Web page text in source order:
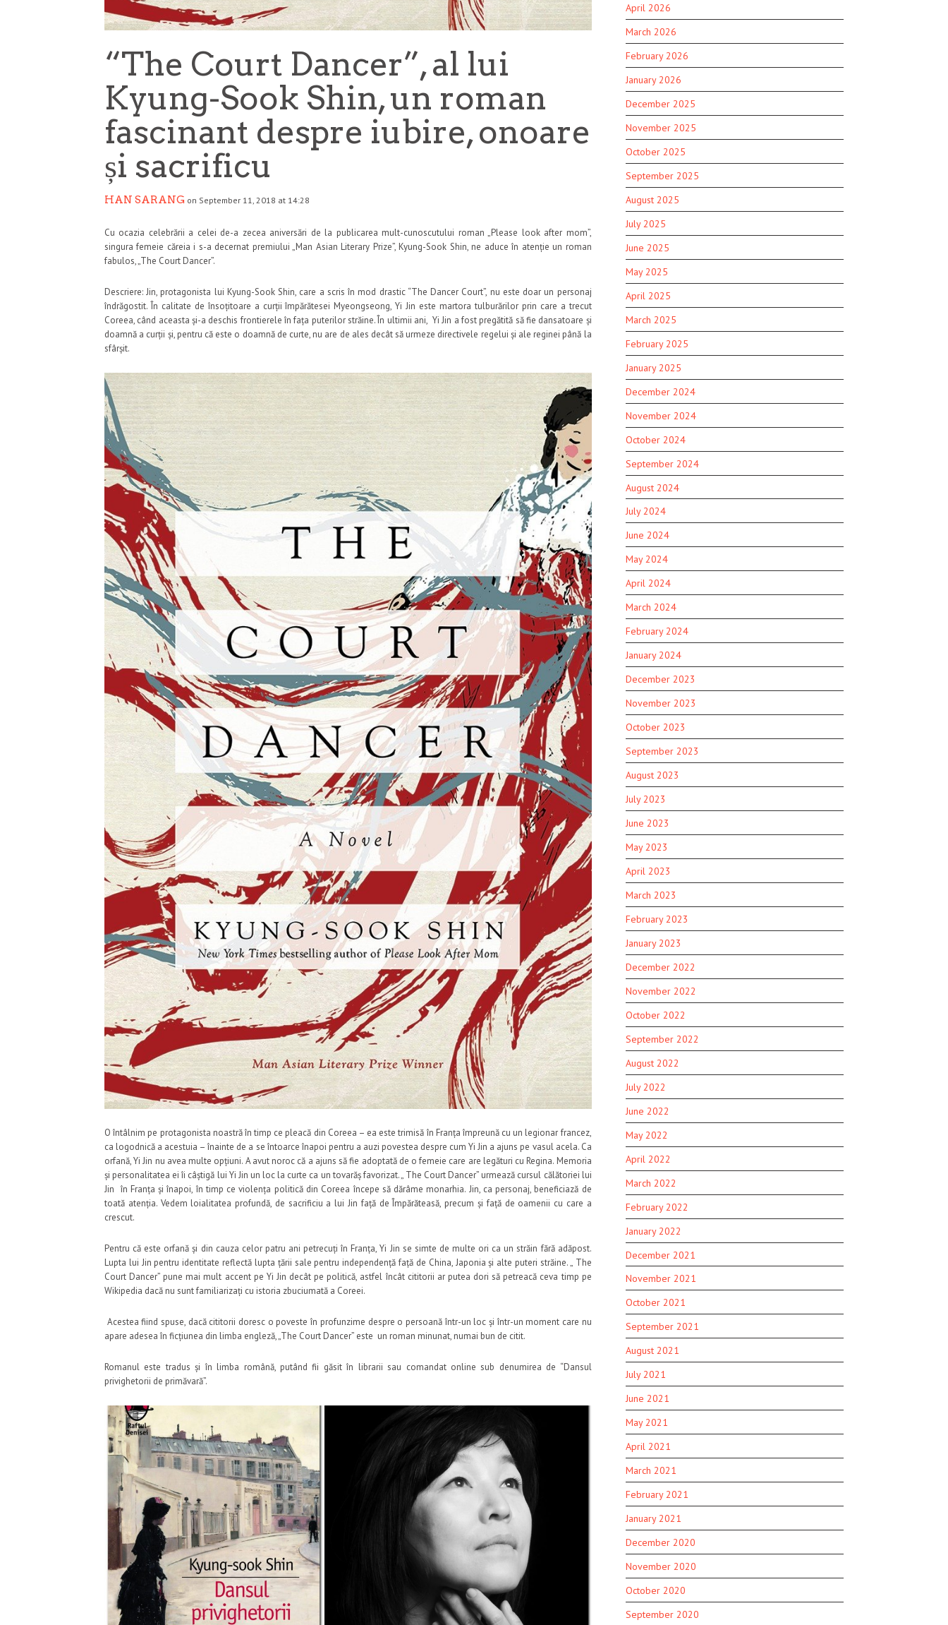
“The Court Dancer”, al lui
Kyung-Sook Shin, un roman
fascinant despre iubire, onoare
și sacrificu
HAN SARANG on September 11, 2018 at 14:28
Cu ocazia celebrării a celei de-a zecea aniversări de la publicarea mult-cunoscutului roman „Please look after mom”,
singura femeie căreia i s-a decernat premiului „Man Asian Literary Prize”, Kyung-Sook Shin, ne aduce în atenție un roman
fabulos, „The Court Dancer”.
Descriere: Jin, protagonista lui Kyung-Sook Shin, care a scris în mod drastic “The Dancer Court”, nu este doar un personaj
îndrăgostit. În calitate de însoțitoare a curții împărătesei Myeongseong, Yi Jin este martora tulburărilor prin care a trecut
Coreea, când aceasta și-a deschis frontierele în fața puterilor străine. În ultimii ani, Yi Jin a fost pregătită să fie dansatoare și
doamnă a curții și, pentru că este o doamnă de curte, nu are de ales decât să urmeze directivele regelui și ale reginei până la
sfârșit.
O întâlnim pe protagonista noastră în timp ce pleacă din Coreea – ea este trimisă în Franța împreună cu un legionar francez,
ca logodnică a acestuia – înainte de a se întoarce înapoi pentru a auzi povestea despre cum Yi Jin a ajuns pe vasul acela. Ca
orfană, Yi Jin nu avea multe opțiuni. A avut noroc că a ajuns să fie adoptată de o femeie care are legături cu Regina. Memoria
și personalitatea ei îi câștigă lui Yi Jin un loc la curte ca un tovarăș favorizat. „ The Court Dancer” urmează cursul călătoriei lui
Jin în Franța și înapoi, în timp ce violența politică din Coreea începe să dărâme monarhia. Jin, ca personaj, beneficiază de
toată atenția. Vedem loialitatea profundă, de sacrificiu a lui Jin față de Împărăteasă, precum și față de oamenii cu care a
crescut.
Pentru că este orfană și din cauza celor patru ani petrecuți în Franța, Yi Jin se simte de multe ori ca un străin fără adăpost.
Lupta lui Jin pentru identitate reflectă lupta țării sale pentru independență față de China, Japonia și alte puteri străine. „ The
Court Dancer” pune mai mult accent pe Yi Jin decât pe politică, astfel încât cititorii ar putea dori să petreacă ceva timp pe
Wikipedia dacă nu sunt familiarizați cu istoria zbuciumată a Coreei.
Acestea fiind spuse, dacă cititorii doresc o poveste în profunzime despre o persoană într-un loc și într-un moment care nu
apare adesea în ficțiunea din limba engleză, „The Court Dancer” este un roman minunat, numai bun de citit.
Romanul este tradus și în limba română, putând fii găsit în librarii sau comandat online sub denumirea de “Dansul
privighetorii de primăvară”.
April 2026
March 2026
February 2026
January 2026
December 2025
November 2025
October 2025
September 2025
August 2025
July 2025
June 2025
May 2025
April 2025
March 2025
February 2025
January 2025
December 2024
November 2024
October 2024
September 2024
August 2024
July 2024
June 2024
May 2024
April 2024
March 2024
February 2024
January 2024
December 2023
November 2023
October 2023
September 2023
August 2023
July 2023
June 2023
May 2023
April 2023
March 2023
February 2023
January 2023
December 2022
November 2022
October 2022
September 2022
August 2022
July 2022
June 2022
May 2022
April 2022
March 2022
February 2022
January 2022
December 2021
November 2021
October 2021
September 2021
August 2021
July 2021
June 2021
May 2021
April 2021
March 2021
February 2021
January 2021
December 2020
November 2020
October 2020
September 2020